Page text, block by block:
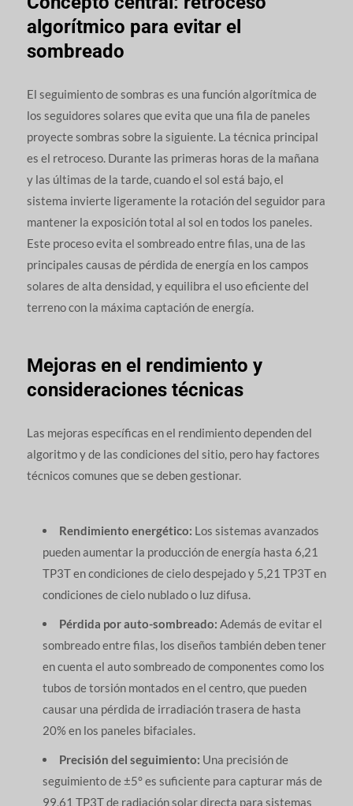
algorítmico para evitar el
sombreado
El seguimiento de sombras es una función algorítmica de
los seguidores solares que evita que una fila de paneles
proyecte sombras sobre la siguiente. La técnica principal
es el retroceso. Durante las primeras horas de la mañana
y las últimas de la tarde, cuando el sol está bajo, el
sistema invierte ligeramente la rotación del seguidor para
mantener la exposición total al sol en todos los paneles.
Este proceso evita el sombreado entre filas, una de las
principales causas de pérdida de energía en los campos
solares de alta densidad, y equilibra el uso eficiente del
terreno con la máxima captación de energía.
Mejoras en el rendimiento y
consideraciones técnicas
Las mejoras específicas en el rendimiento dependen del
algoritmo y de las condiciones del sitio, pero hay factores
técnicos comunes que se deben gestionar.
Rendimiento energético: Los sistemas avanzados
pueden aumentar la producción de energía hasta 6,21
TP3T en condiciones de cielo despejado y 5,21 TP3T en
condiciones de cielo nublado o luz difusa.
Pérdida por auto-sombreado: Además de evitar el
sombreado entre filas, los diseños también deben tener
en cuenta el auto sombreado de componentes como los
tubos de torsión montados en el centro, que pueden
causar una pérdida de irradiación trasera de hasta
20% en los paneles bifaciales.
Precisión del seguimiento: Una precisión de
seguimiento de ±5° es suficiente para capturar más de
99,61 TP3T de radiación solar directa para sistemas